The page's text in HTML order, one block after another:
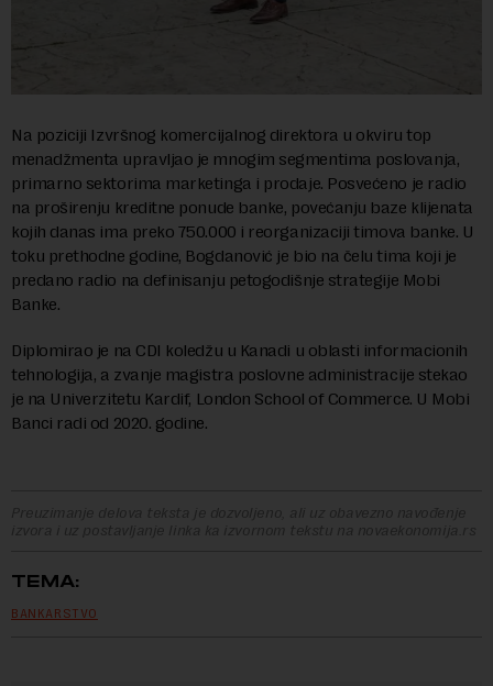
Na poziciji Izvršnog komercijalnog direktora u okviru top
menadžmenta upravljao je mnogim segmentima poslovanja,
primarno sektorima marketinga i prodaje. Posvećeno je radio
na proširenju kreditne ponude banke, povećanju baze klijenata
kojih danas ima preko 750.000 i reorganizaciji timova banke. U
toku prethodne godine, Bogdanović je bio na čelu tima koji je
predano radio na definisanju petogodišnje strategije Mobi
Banke.
Diplomirao je na CDI koledžu u Kanadi u oblasti informacionih
tehnologija, a zvanje magistra poslovne administracije stekao
je na Univerzitetu Kardif, London School of Commerce. U Mobi
Banci radi od 2020. godine.
Preuzimanje delova teksta je dozvoljeno, ali uz obavezno navođenje
izvora i uz postavljanje linka ka izvornom tekstu na novaekonomija.rs
TEMA:
BANKARSTVO